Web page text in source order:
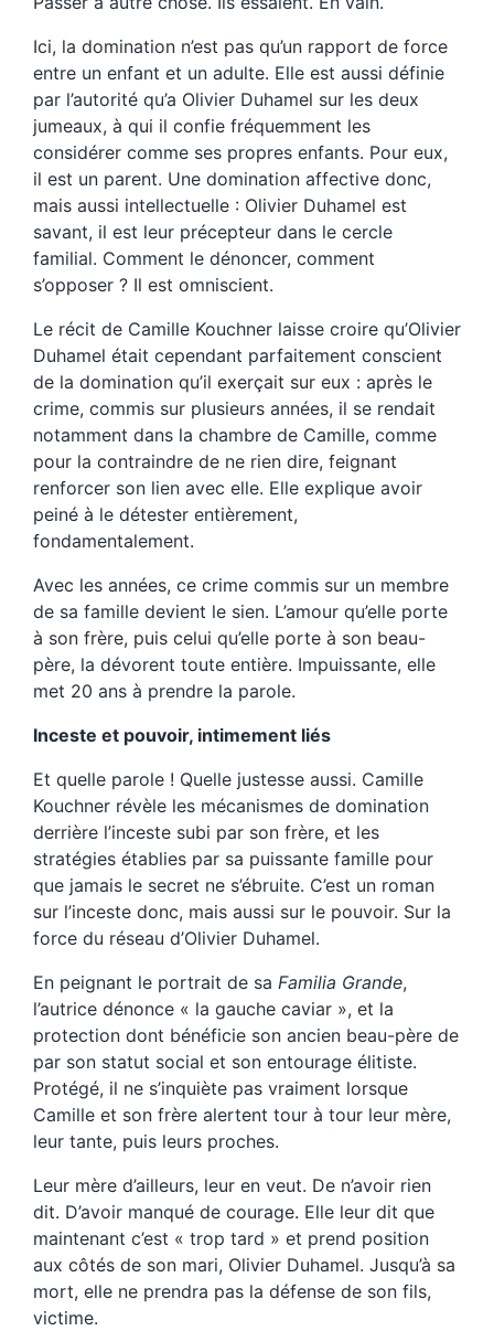
Ici, la domination n’est pas qu’un rapport de force
entre un enfant et un adulte. Elle est aussi définie
par l’autorité qu’a Olivier Duhamel sur les deux
jumeaux, à qui il confie fréquemment les
considérer comme ses propres enfants. Pour eux,
il est un parent. Une domination affective donc,
mais aussi intellectuelle : Olivier Duhamel est
savant, il est leur précepteur dans le cercle
familial. Comment le dénoncer, comment
s’opposer ? Il est omniscient.
Le récit de Camille Kouchner laisse croire qu’Olivier
Duhamel était cependant parfaitement conscient
de la domination qu’il exerçait sur eux : après le
crime, commis sur plusieurs années, il se rendait
notamment dans la chambre de Camille, comme
pour la contraindre de ne rien dire, feignant
renforcer son lien avec elle. Elle explique avoir
peiné à le détester entièrement,
fondamentalement.
Avec les années, ce crime commis sur un membre
de sa famille devient le sien. L’amour qu’elle porte
à son frère, puis celui qu’elle porte à son beau-
père, la dévorent toute entière. Impuissante, elle
met 20 ans à prendre la parole.
Inceste et pouvoir, intimement liés
Et quelle parole ! Quelle justesse aussi. Camille
Kouchner révèle les mécanismes de domination
derrière l’inceste subi par son frère, et les
stratégies établies par sa puissante famille pour
que jamais le secret ne s’ébruite. C’est un roman
sur l’inceste donc, mais aussi sur le pouvoir. Sur la
force du réseau d’Olivier Duhamel.
En peignant le portrait de sa Familia Grande,
l’autrice dénonce « la gauche caviar », et la
protection dont bénéficie son ancien beau-père de
par son statut social et son entourage élitiste.
Protégé, il ne s’inquiète pas vraiment lorsque
Camille et son frère alertent tour à tour leur mère,
leur tante, puis leurs proches.
Leur mère d’ailleurs, leur en veut. De n’avoir rien
dit. D’avoir manqué de courage. Elle leur dit que
maintenant c’est « trop tard » et prend position
aux côtés de son mari, Olivier Duhamel. Jusqu’à sa
mort, elle ne prendra pas la défense de son fils,
victime.